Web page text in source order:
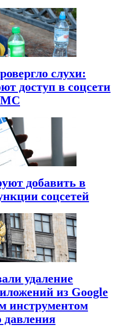
слухи:
доступ в соцсети
добавить в
соцсетей
удаление
из Google
инструментом
давления